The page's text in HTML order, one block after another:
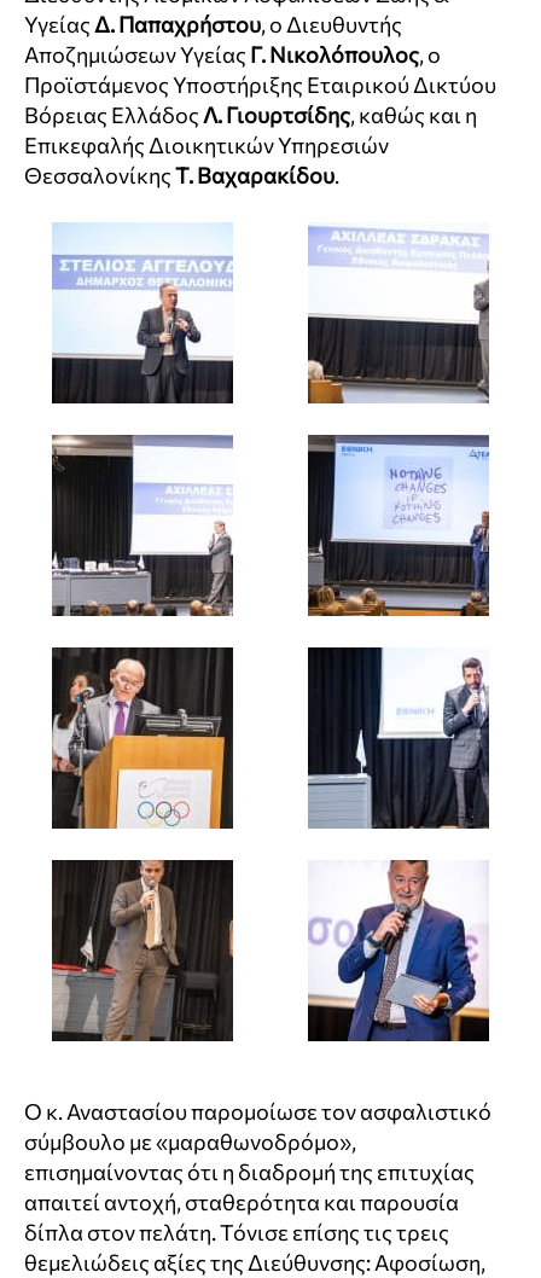
Υγείας Δ. Παπαχρήστου, ο Διευθυντής
Αποζημιώσεων Υγείας Γ. Νικολόπουλος, ο
Προϊστάμενος Υποστήριξης Εταιρικού Δικτύου
Βόρειας ΕλλάδοςΛ. Γιουρτσίδης, καθώς και η
Επικεφαλής Διοικητικών Υπηρεσιών
ΘεσσαλονίκηςΤ. Βαχαρακίδου.
Ο κ. Αναστασίου παρομοίωσε τον ασφαλιστικό
σύμβουλο με «μαραθωνοδρόμο»,
επισημαίνοντας ότι η διαδρομή της επιτυχίας
απαιτεί αντοχή, σταθερότητα και παρουσία
δίπλα στον πελάτη. Τόνισε επίσης τις τρεις
θεμελιώδεις αξίες της Διεύθυνσης: Αφοσίωση,